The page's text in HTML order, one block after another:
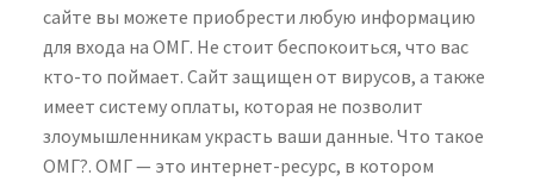
сайте вы можете приобрести любую информацию
для входа на ОМГ. Не стоит беспокоиться, что вас
кто-то поймает. Сайт защищен от вирусов, а также
имеет систему оплаты, которая не позволит
злоумышленникам украсть ваши данные. Что такое
ОМГ?. ОМГ — это интернет-ресурс, в котором